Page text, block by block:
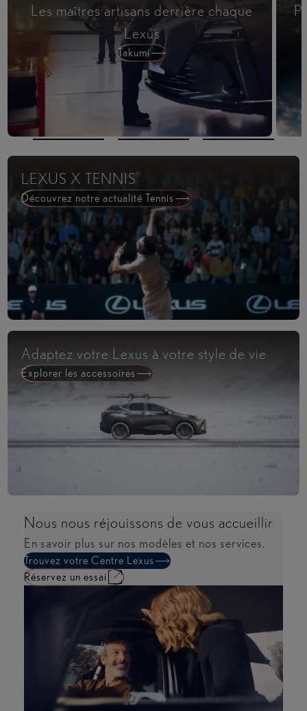
Les maîtres artisans derrière chaque
Lexus
Takumi​
LEXUS X TENNIS
Découvrez notre actualité Tennis
Adaptez votre Lexus à votre style de vie
Explorer les accessoires
Nous nous réjouissons de vous accueillir
En savoir plus sur nos modèles et nos services.
Trouvez votre Centre Lexus
Réservez un essai